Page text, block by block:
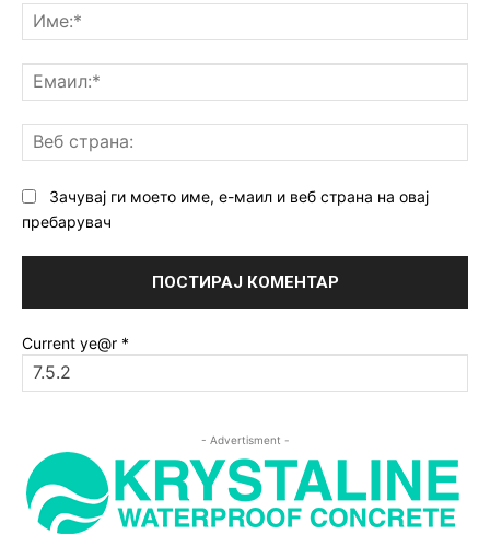
Зачувај ги моето име, е-маил и веб страна на овај
пребарувач
Current ye@r *
- Advertisment -